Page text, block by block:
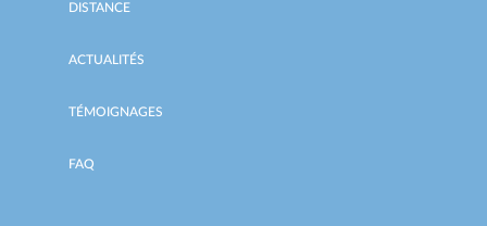
DISTANCE
ACTUALITÉS
TÉMOIGNAGES
FAQ